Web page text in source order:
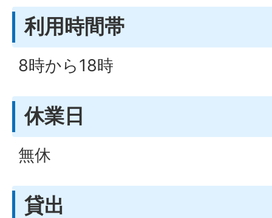
利用時間帯
8時から18時
休業日
無休
貸出